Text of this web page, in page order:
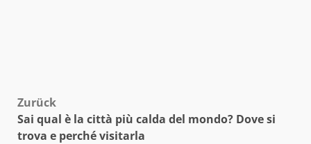
Beitragsnavigation
Zurück
Sai qual è la città più calda del mondo? Dove si
trova e perché visitarla